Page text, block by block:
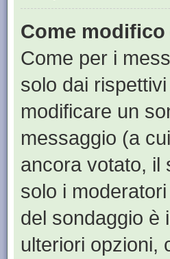
Come
Come per i
solo dai
modificare un
messaggio (a
ancora votato, il
solo i
del sondaggio è
ulteriori opzioni,